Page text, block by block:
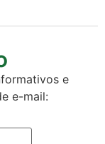
e
e-mail: